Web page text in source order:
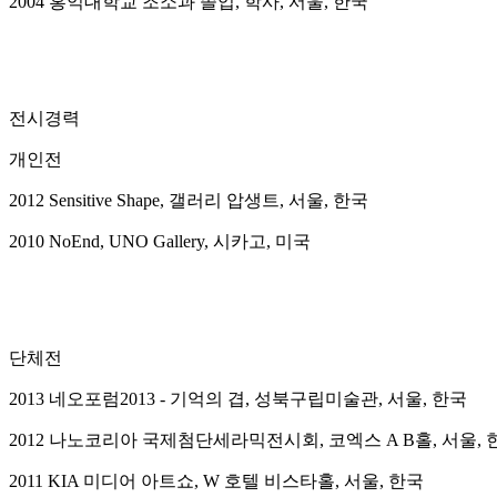
전시경력
개인전
2012 Sensitive Shape, 갤러리 압생트, 서울, 한국
2010 NoEnd, UNO Gallery, 시카고, 미국
단체전
2013 네오포럼2013 - 기억의 겹, 성북구립미술관, 서울, 한국
2012 나노코리아 국제첨단세라믹전시회, 코엑스 A B홀, 서울,
2011 KIA 미디어 아트쇼, W 호텔 비스타홀, 서울, 한국